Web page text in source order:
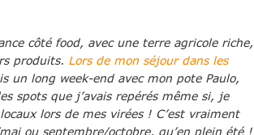
côté food, avec une terre agricole riche,
produits. Lors de mon séjour dans les
un long week-end avec mon pote Paulo,
spots que j’avais repérés même si, je
lors de mes virées ! C’est vraiment
ou septembre/octobre, qu’en plein été !